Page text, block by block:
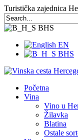
Turistička zajednica
BHS
EN
BHS
Početna
Vina
Vino u
Žilavka
Blatina
Ostale